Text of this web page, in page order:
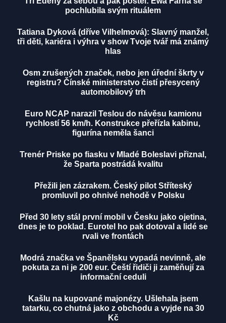
pochlubila svým rituálem
Tatiana Dyková (dříve Vilhelmová): Slavný manžel,
tři děti, kariéra i výhra v show Tvoje tvář má známý
hlas
Osm zrušených značek, nebo jen úřední škrty v
registru? Čínské ministerstvo čistí přesycený
automobilový trh
Euro NCAP narazil Teslou do návěsu kamionu
rychlostí 56 km/h. Konstrukce přeřízla kabinu,
figurína neměla šanci
Trenér Priske po fiasku v Mladé Boleslavi přiznal,
že Sparta postrádá kvalitu
Přežili jen zázrakem. Český pilot Stříteský
promluvil po ohnivé nehodě v Polsku
Před 30 lety stál první mobil v Česku jako ojetina,
dnes je to poklad. Eurotel ho pak dotoval a lidé se
rvali ve frontách
Modrá značka ve Španělsku vypadá nevinně, ale
pokuta za ni je 200 eur. Čeští řidiči ji zaměňují za
informační ceduli
Kašlu na kupované majonézy. Ušlehala jsem
tatarku, co chutná jako z obchodu a vyjde na 30
Kč